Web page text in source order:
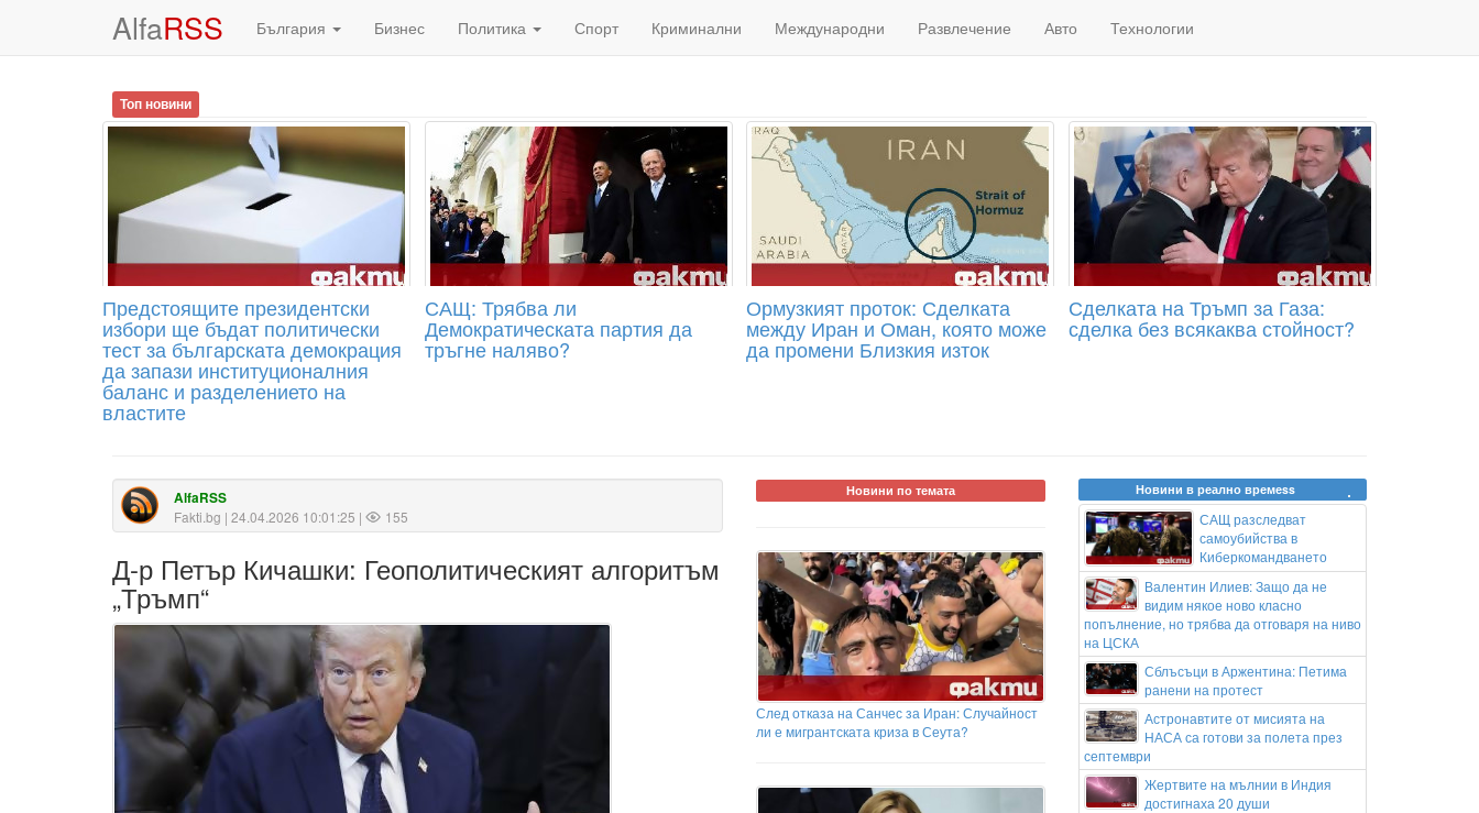
AlfaRSS България Бизнес Политика Спорт Криминални Международни Развлечение Авто Технологии
Топ новини
Предстоящите президентски
избори ще бъдат политически
тест за българската демокрация
да запази институционалния
баланс и разделението на
властите
САЩ: Трябва ли
Демократическата партия да
тръгне наляво?
Ормузкият проток: Сделката
между Иран и Оман, която може
да промени Близкия изток
Сделката на Тръмп за Газа:
сделка без всякаква стойност?
AlfaRSS
Fakti.bg | 24.04.2026 10:01:25 | 155
Д-р Петър Кичашки: Геополитическият алгоритъм
„Тръмп“
Новини по темата
След отказа на Санчес за Иран: Случайност
ли е мигрантската криза в Сеута?
Новини в реално времеss
САЩ разследват
самоубийства в
Киберкомандването
Валентин Илиев: Защо да не
видим някое ново класно
попълнение, но трябва да отговаря на ниво
на ЦСКА
Сблъсъци в Аржентина: Петима
ранени на протест
Астронавтите от мисията на
НАСА са готови за полета през
септември
Жертвите на мълнии в Индия
достигнаха 20 души